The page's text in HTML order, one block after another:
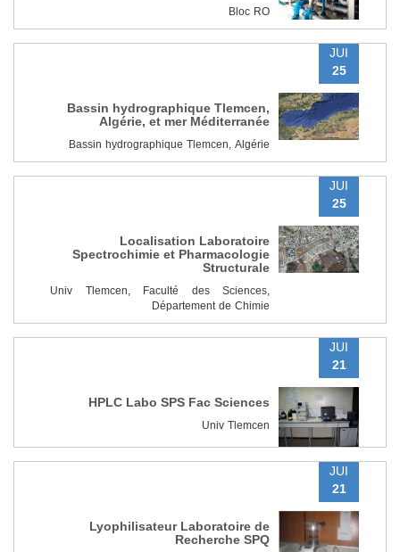
Bloc RO
JUI
25
Bassin hydrographique Tlemcen,
Algérie, et mer Méditerranée
Bassin hydrographique Tlemcen, Algérie
JUI
25
Localisation Laboratoire
Spectrochimie et Pharmacologie
Structurale
Univ Tlemcen, Faculté des Sciences,
Département de Chimie
JUI
21
HPLC Labo SPS Fac Sciences
Univ Tlemcen
JUI
21
Lyophilisateur Laboratoire de
Recherche SPQ